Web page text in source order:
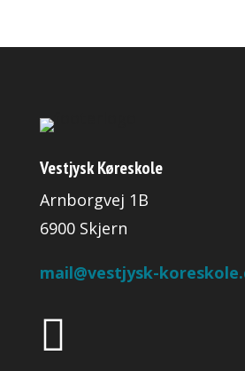
Vestjysk Køreskole
Arnborgvej 1B
6900 Skjern
mail@vestjysk-
